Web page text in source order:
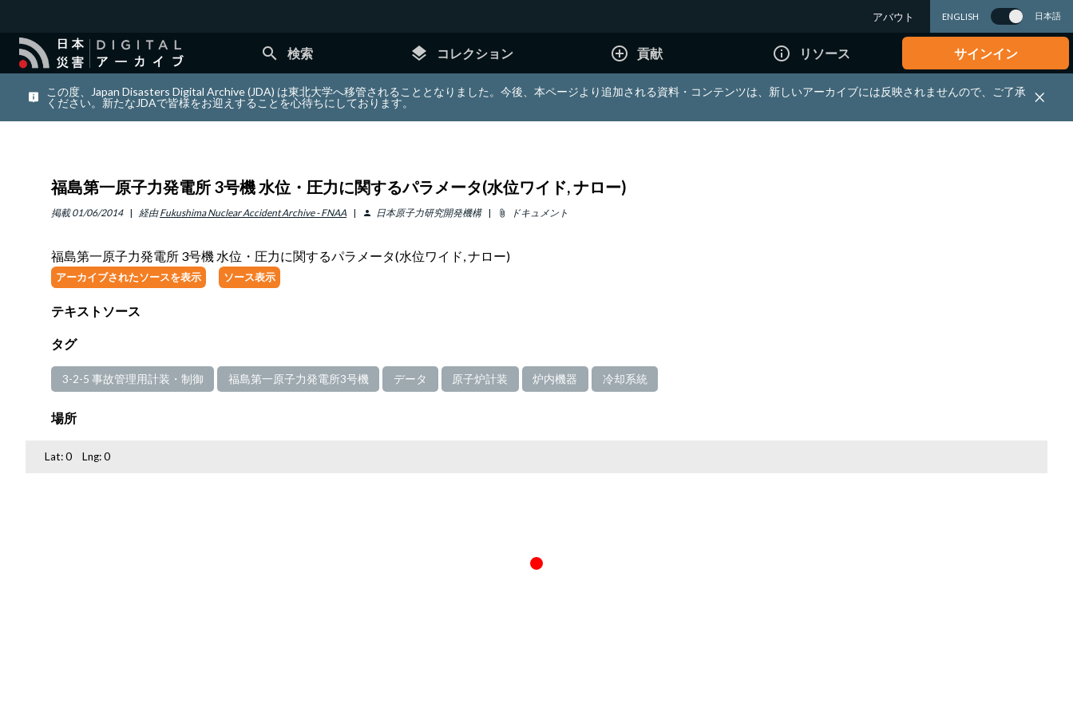
アバウト ENGLISH 日本語
search 検索 layers コレクション add_circle_outline 貢献 info_outline リソース サインイン
この度、Japan Disasters Digital Archive (JDA) は東北大学へ移管されることとなりました。今後、本ページより追加される資料・コンテンツは、新しいアーカイブには反映されませんので、ご了承
ください。新たなJDAで皆様をお迎えすることを心待ちにしております。
福島第一原子力発電所 3号機 水位・圧力に関するパラメータ(水位ワイド, ナロー)
掲載 01/06/2014 経由 Fukushima Nuclear Accident Archive - FNAA person 日本原子力研究開発機構 attach_file ドキュメント
福島第一原子力発電所 3号機 水位・圧力に関するパラメータ(水位ワイド, ナロー)
アーカイブされたソースを表示 ソース表示
テキストソース
タグ
3-2-5 事故管理用計装・制御 福島第一原子力発電所3号機 データ 原子炉計装 炉内機器 冷却系統
場所
Lat:0 Lng:0